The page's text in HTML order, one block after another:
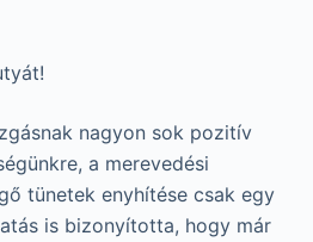
nagyon sok pozitív
a merevedési
tünetek enyhítése csak egy
is bizonyította, hogy már